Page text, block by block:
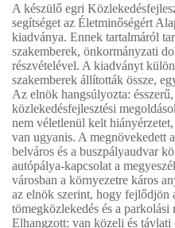
A készülő egri
segítséget az Életminőségért
kiadványa. Ennek tartalmáról
szakemberek, önkormányzati
részvételével. A kiadványt
szakemberek állították össze,
Az elnök hangsúlyozta:
közlekedésfejlesztési
nem véletlenül kelt
van ugyanis. A megnövekedett
belváros és a buszpályaudvar
autópálya-kapcsolat a
városban a környezetre káros
az elnök szerint, hogy fejlődjön
tömegközlekedés és a
Elhangzott: van közeli és